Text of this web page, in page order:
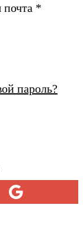
почта *
пароль?